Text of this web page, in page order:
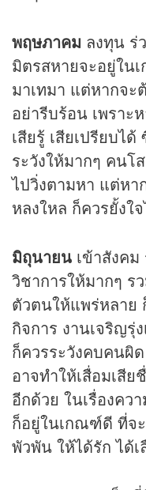
พฤษภาคม ลงทุน ร่
มิตรสหายจะอยู่ใน
มาเทมา แต่หากจ
อย่ารีบร้อน เพราะ
เสียรู้ เสียเปรียบไ
ระวังให้มากๆ คนโ
ไปวิ่งตามหา แต่หา
หลงใหล ก็ควรยั้งใ
มิถุนายน เข้าสังคม
วิชาการให้มากๆ ร
ตัวตนให้แพร่หลาย
กิจการ งานเจริญรุ่
ก็ควรระวังคบคนผิ
อาจทำให้เสื่อมเสีย
อีกด้วย ในเรื่องคว
ก็อยู่ในเกณฑ์ดี ที่จ
พัวพัน ให้ได้รัก ได้